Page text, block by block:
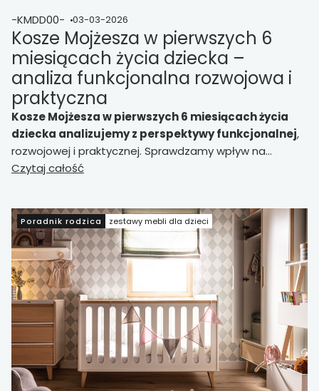
-KMDD00- 03-03-2026
Kosze Mojżesza w pierwszych 6
miesiącach życia dziecka –
analiza funkcjonalna rozwojowa i
praktyczna
Kosze Mojżesza w pierwszych 6 miesiącach życia
dziecka analizujemy z perspektywy funkcjonalnej,
rozwojowej i praktycznej. Sprawdzamy wpływ na
bezpieczeństwo snu, regulację sensoryczną,
Czytaj całość
Poradnik rodzica zestawy mebli dla dzieci